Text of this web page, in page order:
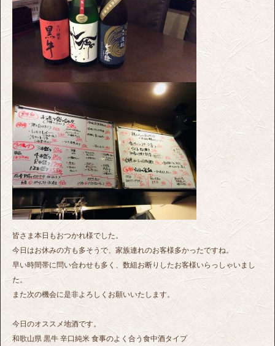
皆さま本日もおつかれ様でした。
今日はお休みの方も多そうで、家族連れのお客様多かったですね。
早い時間帯に問い合わせも多く、数組お断りしたお客様いらっしゃいまし
た。
また次の機会に是非よろしくお願いいたします。
今日のオススメ地酒です。
和歌山県 黒牛 辛口純米 食事のよく合う食中酒タイプ